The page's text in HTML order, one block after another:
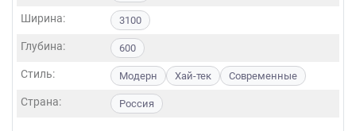
Ширина: 3100
Глубина: 600
Стиль: Модерн Хай-тек Современные
Страна: Россия